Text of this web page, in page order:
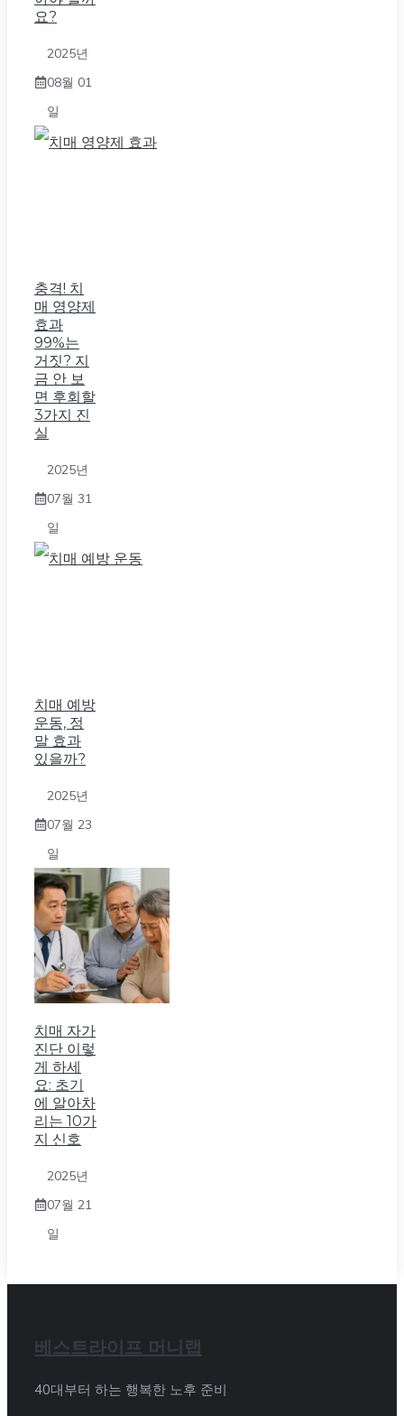
요?
2025년
08월 01
일
충격! 치
매 영양제
효과
99%는
거짓? 지
금 안 보
면 후회할
3가지 진
실
2025년
07월 31
일
치매 예방
운동, 정
말 효과
있을까?
2025년
07월 23
일
치매 자가
진단 이렇
게 하세
요: 초기
에 알아차
리는 10가
지 신호
2025년
07월 21
일
베스트라이프 머니랩
40대부터 하는 행복한 노후 준비